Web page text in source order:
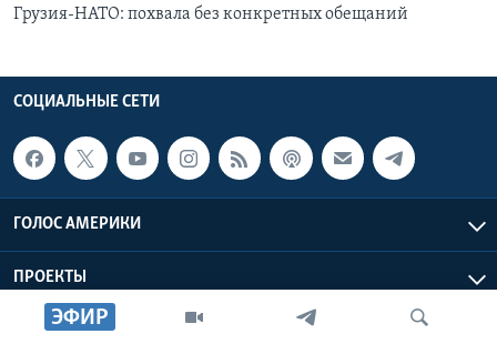
ЭФИР
Грузия-НАТО: похвала без конкретных обещаний
СОЦИАЛЬНЫЕ СЕТИ
ГОЛОС АМЕРИКИ
ПРОЕКТЫ